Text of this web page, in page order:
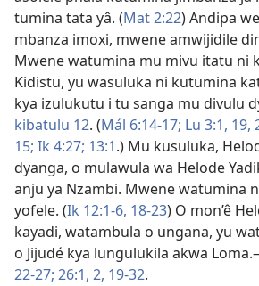
tumina tata yâ. (Mat 2:22) Andipa
mbanza imoxi, mwene amwijidile
Mwene watumina mu mivu itatu ni
Kidistu, yu wasuluka ni kutumina
kya izulukutu i tu sanga mu divulu
kibatulu 12. (Mál 6:14-17; Lu 3:1, 19,
15; Ik 4:27; 13:1.) Mu kusuluka,
dyanga, o mulawula wa Helode
anju ya Nzambi. Mwene watumina
yofele. (Ik 12:1-6, 18-23) O mon’ê
kayadi, watambula o ungana, yu
o Jijudé kya lungulukila akwa
22-27; 26:1, 2, 19-32.